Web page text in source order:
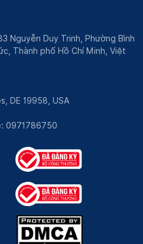
Nguyễn Duy Trinh, Phường Bình
Thành phố Hồ Chí Minh, Việt
DE 19958, USA
0971786750